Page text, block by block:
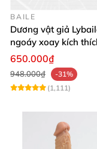
BAILE
Dương vật giả
ngoáy xoay kích
thủ dâm
650.000₫
948.000₫
-31%
(1,111)